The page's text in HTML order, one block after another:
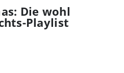
Die wohl
Playlist